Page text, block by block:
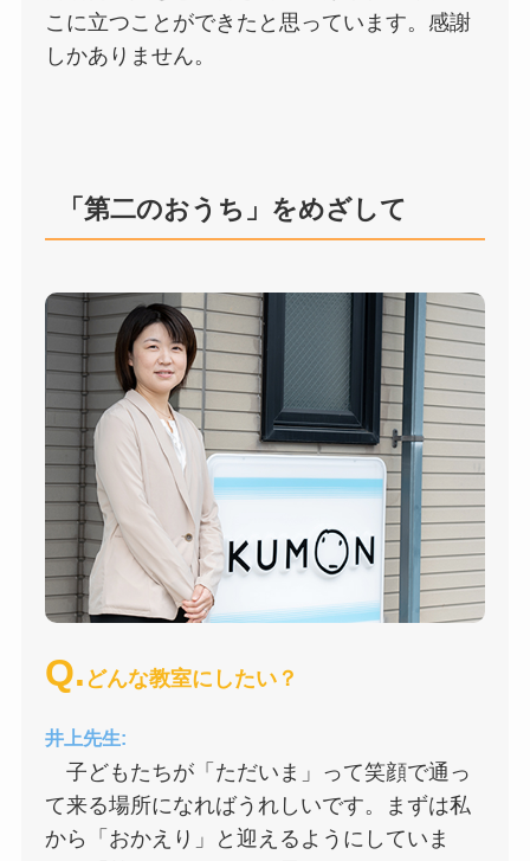
こに立つことができたと思っています。感謝
しかありません。
「第二のおうち」をめざして
Q. どんな教室にしたい？
井上先生:
子どもたちが「ただいま」って笑顔で通っ
て来る場所になればうれしいです。まずは私
から「おかえり」と迎えるようにしていま